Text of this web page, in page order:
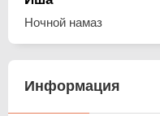
Ночной намаз
Информация